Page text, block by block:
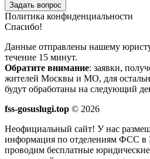
Задать вопрос
Политика конфиденциальности
Спасибо!
Данные отправлены нашему
течение 15 минут.
Обратите внимание: заявки,
жителей Москвы и МО, для
будут обработаны на следующий
fss-gosuslugi.top © 2026
Неофициальный сайт! У нас
информация по отделениям ФСС в
проводим бесплатные